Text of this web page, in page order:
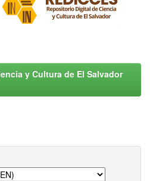
y Cultura de El Salvador